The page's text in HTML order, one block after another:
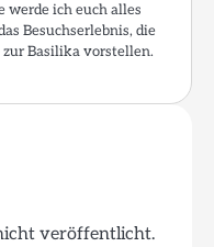
werde ich euch alles
Besuchserlebnis, die
Basilika vorstellen.
veröffentlicht.